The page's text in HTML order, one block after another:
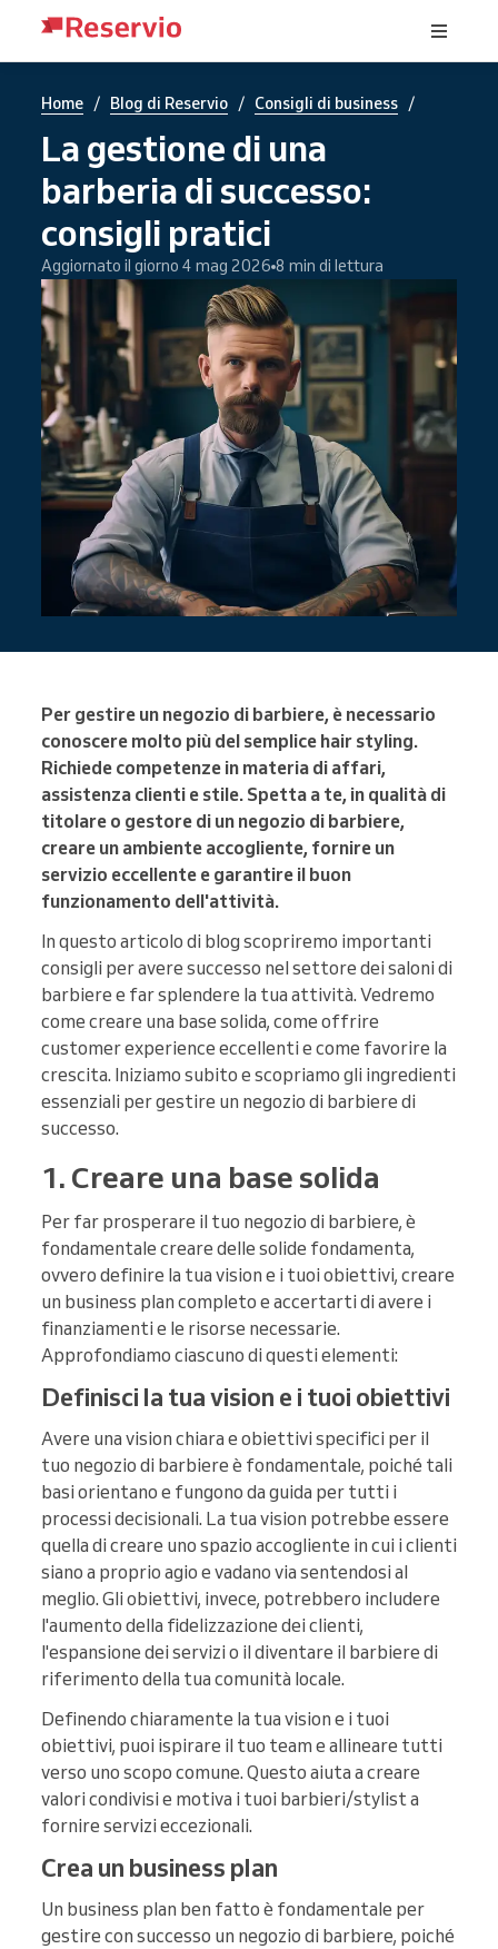
Home / Blog di Reservio / Consigli di business /
La gestione di una
barberia di successo:
consigli pratici
Aggiornato il giorno 4 mag 2026 8 min di lettura
Per gestire un negozio di barbiere, è necessario
conoscere molto più del semplice hair styling.
Richiede competenze in materia di affari,
assistenza clienti e stile. Spetta a te, in qualità di
titolare o gestore di un negozio di barbiere,
creare un ambiente accogliente, fornire un
servizio eccellente e garantire il buon
funzionamento dell'attività.
In questo articolo di blog scopriremo importanti
consigli per avere successo nel settore dei saloni di
barbiere e far splendere la tua attività. Vedremo
come creare una base solida, come offrire
customer experience eccellenti e come favorire la
crescita. Iniziamo subito e scopriamo gli ingredienti
essenziali per gestire un negozio di barbiere di
successo.
1. Creare una base solida
Per far prosperare il tuo negozio di barbiere, è
fondamentale creare delle solide fondamenta,
ovvero definire la tua vision e i tuoi obiettivi, creare
un business plan completo e accertarti di avere i
finanziamenti e le risorse necessarie.
Approfondiamo ciascuno di questi elementi:
Definisci la tua vision e i tuoi obiettivi
Avere una vision chiara e obiettivi specifici per il
tuo negozio di barbiere è fondamentale, poiché tali
basi orientano e fungono da guida per tutti i
processi decisionali. La tua vision potrebbe essere
quella di creare uno spazio accogliente in cui i clienti
siano a proprio agio e vadano via sentendosi al
meglio. Gli obiettivi, invece, potrebbero includere
l'aumento della fidelizzazione dei clienti,
l'espansione dei servizi o il diventare il barbiere di
riferimento della tua comunità locale.
Definendo chiaramente la tua vision e i tuoi
obiettivi, puoi ispirare il tuo team e allineare tutti
verso uno scopo comune. Questo aiuta a creare
valori condivisi e motiva i tuoi barbieri/stylist a
fornire servizi eccezionali.
Crea un business plan
Un business plan ben fatto è fondamentale per
gestire con successo un negozio di barbiere, poiché